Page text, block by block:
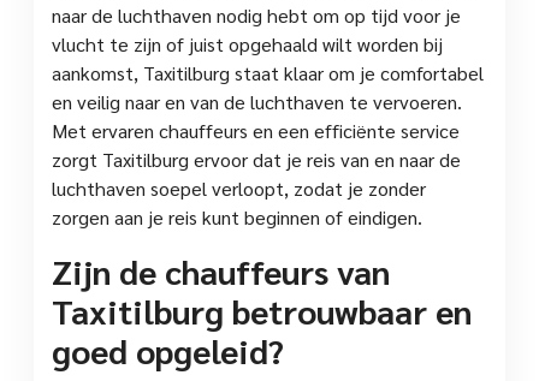
naar de luchthaven nodig hebt om op tijd voor je
vlucht te zijn of juist opgehaald wilt worden bij
aankomst, Taxitilburg staat klaar om je comfortabel
en veilig naar en van de luchthaven te vervoeren.
Met ervaren chauffeurs en een efficiënte service
zorgt Taxitilburg ervoor dat je reis van en naar de
luchthaven soepel verloopt, zodat je zonder
zorgen aan je reis kunt beginnen of eindigen.
Zijn de chauffeurs van
Taxitilburg betrouwbaar en
goed opgeleid?